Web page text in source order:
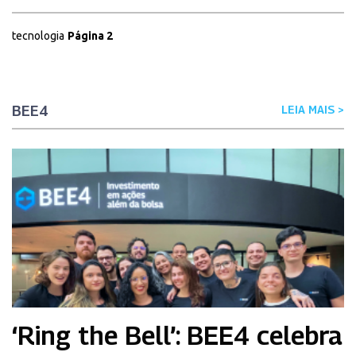
tecnologia Página 2
BEE4 LEIA MAIS >
‘Ring the Bell’: BEE4 celebra